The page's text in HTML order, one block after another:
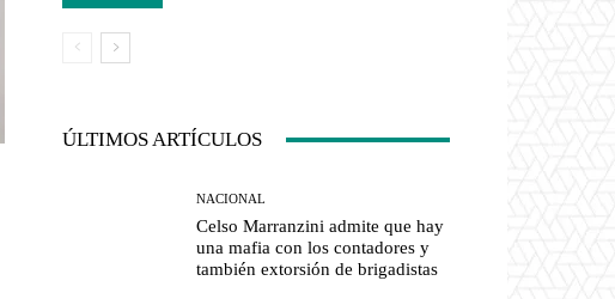
ÚLTIMOS ARTÍCULOS
NACIONAL
Celso Marranzini admite que hay
una mafia con los contadores y
también extorsión de brigadistas